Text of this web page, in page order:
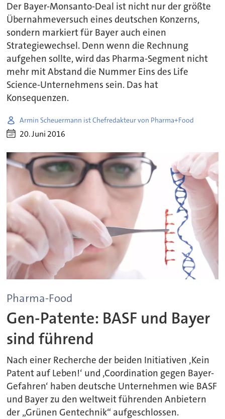
Der Bayer-Monsanto-Deal ist nicht nur der größte
Übernahmeversuch eines deutschen Konzerns,
sondern markiert für Bayer auch einen
Strategiewechsel. Denn wenn die Rechnung
aufgehen sollte, wird das Pharma-Segment nicht
mehr mit Abstand die Nummer Eins des Life
Science-Unternehmens sein. Das hat
Konsequenzen.
Armin Scheuermann ist Chefredakteur von Pharma+Food
20. Juni 2016
Pharma-Food
Gen-Patente: BASF und Bayer
sind führend
Nach einer Recherche der beiden Initiativen ‚Kein
Patent auf Leben!‘ und ‚Coordination gegen Bayer-
Gefahren‘ haben deutsche Unternehmen wie BASF
und Bayer zu den weltweit führenden Anbietern
der „Grünen Gentechnik“ aufgeschlossen.